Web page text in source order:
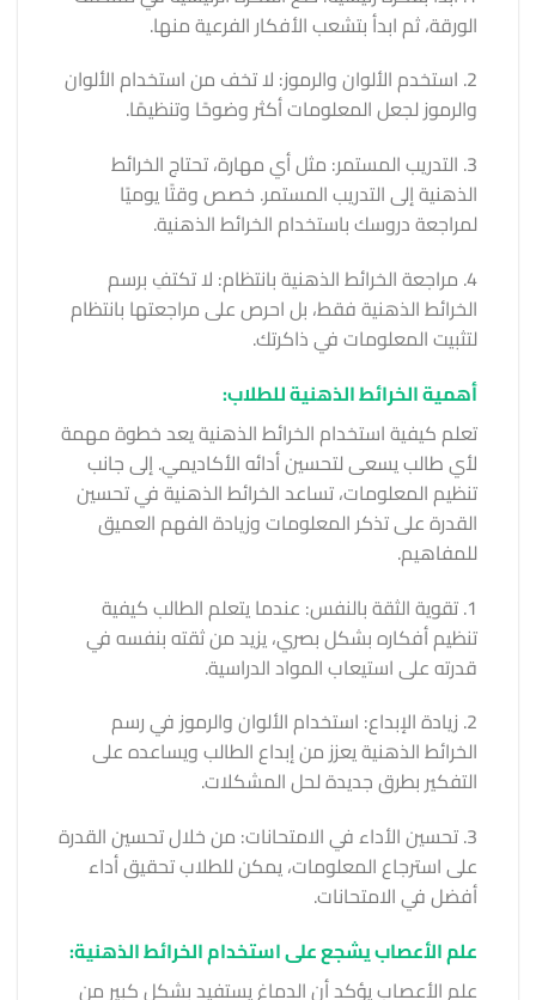
الورقة، ثم ابدأ بتشعب الأفكار الفرعية منها.
2. استخدم الألوان والرموز: لا تخف من استخدام الألوان
والرموز لجعل المعلومات أكثر وضوحًا وتنظيمًا.
3. التدريب المستمر: مثل أي مهارة، تحتاج الخرائط
الذهنية إلى التدريب المستمر. خصص وقتًا يوميًا
لمراجعة دروسك باستخدام الخرائط الذهنية.
4. مراجعة الخرائط الذهنية بانتظام: لا تكتفِ برسم
الخرائط الذهنية فقط، بل احرص على مراجعتها بانتظام
لتثبيت المعلومات في ذاكرتك.
أهمية الخرائط الذهنية للطلاب:
تعلم كيفية استخدام الخرائط الذهنية يعد خطوة مهمة
لأي طالب يسعى لتحسين أدائه الأكاديمي. إلى جانب
تنظيم المعلومات، تساعد الخرائط الذهنية في تحسين
القدرة على تذكر المعلومات وزيادة الفهم العميق
للمفاهيم.
1. تقوية الثقة بالنفس: عندما يتعلم الطالب كيفية
تنظيم أفكاره بشكل بصري، يزيد من ثقته بنفسه في
قدرته على استيعاب المواد الدراسية.
2. زيادة الإبداع: استخدام الألوان والرموز في رسم
الخرائط الذهنية يعزز من إبداع الطالب ويساعده على
التفكير بطرق جديدة لحل المشكلات.
3. تحسين الأداء في الامتحانات: من خلال تحسين القدرة
على استرجاع المعلومات، يمكن للطلاب تحقيق أداء
أفضل في الامتحانات.
علم الأعصاب يشجع على استخدام الخرائط الذهنية:
علم الأعصاب يؤكد أن الدماغ يستفيد بشكل كبير من